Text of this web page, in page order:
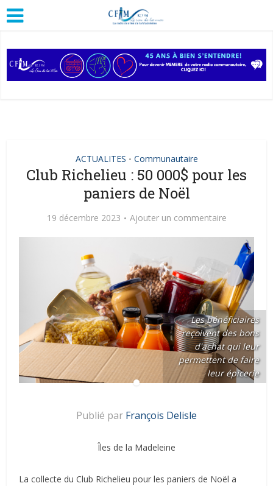
ACTUALITES • Communautaire
Club Richelieu : 50 000$ pour les
paniers de Noël
19 décembre 2023 Ajouter un commentaire
Les bénéficiaires
reçoivent des bons
d'achat qui leur
permettent de faire
leur épicerie
Publié par François Delisle
Îles de la Madeleine
La collecte du Club Richelieu pour les paniers de Noël a